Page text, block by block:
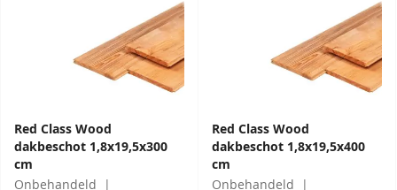
Red Class Wood
dakbeschot 1,8x19,5x300
cm
Onbehandeld
Red Class Wood
dakbeschot 1,8x19,5x400
cm
Onbehandeld